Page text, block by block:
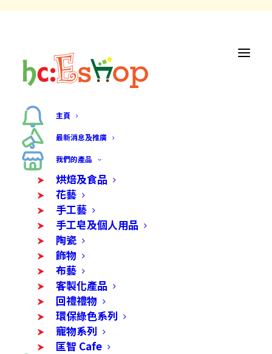
主頁
最新消息及推廣
我們的產品
烘焙及食品
花藝
手工藝
手工皂及個人用品
陶瓷
飾物
布藝
客製化產品
回禮禮物
環保綠色系列
寵物系列
匡智 Cafe